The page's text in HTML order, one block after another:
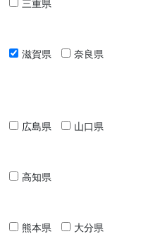
三重県
滋賀県
奈良県
広島県 山口県
高知県
熊本県
大分県